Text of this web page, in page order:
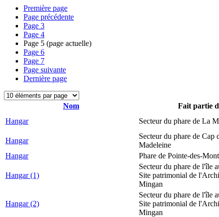
Première page
Page précédente
Page 3
Page 4
Page 5 (page actuelle)
Page 6
Page 7
Page suivante
Dernière page
Nom
Fait partie
Hangar
Secteur du phare de La
Hangar
Secteur du phare de Cap
Madeleine
Hangar
Phare de Pointe-des-
Hangar (1)
Secteur du phare de l'île
Site patrimonial de
Mingan
Hangar (2)
Secteur du phare de l'île
Site patrimonial de
Mingan